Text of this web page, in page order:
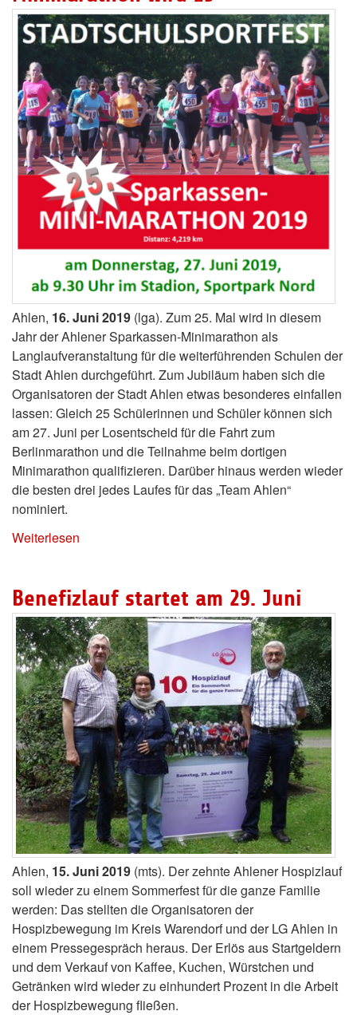
Ahlen, 16. Juni 2019 (lga). Zum 25. Mal wird in diesem
Jahr der Ahlener Sparkassen-Minimarathon als
Langlaufveranstaltung für die weiterführenden Schulen der
Stadt Ahlen durchgeführt. Zum Jubiläum haben sich die
Organisatoren der Stadt Ahlen etwas besonderes einfallen
lassen: Gleich 25 Schülerinnen und Schüler können sich
am 27. Juni per Losentscheid für die Fahrt zum
Berlinmarathon und die Teilnahme beim dortigen
Minimarathon qualifizieren. Darüber hinaus werden wieder
die besten drei jedes Laufes für das „Team Ahlen“
nominiert.
Weiterlesen
Benefizlauf startet am 29. Juni
Ahlen, 15. Juni 2019 (mts). Der zehnte Ahlener Hospizlauf
soll wieder zu einem Sommerfest für die ganze Familie
werden: Das stellten die Organisatoren der
Hospizbewegung im Kreis Warendorf und der LG Ahlen in
einem Pressegespräch heraus. Der Erlös aus Startgeldern
und dem Verkauf von Kaffee, Kuchen, Würstchen und
Getränken wird wieder zu einhundert Prozent in die Arbeit
der Hospizbewegung fließen.